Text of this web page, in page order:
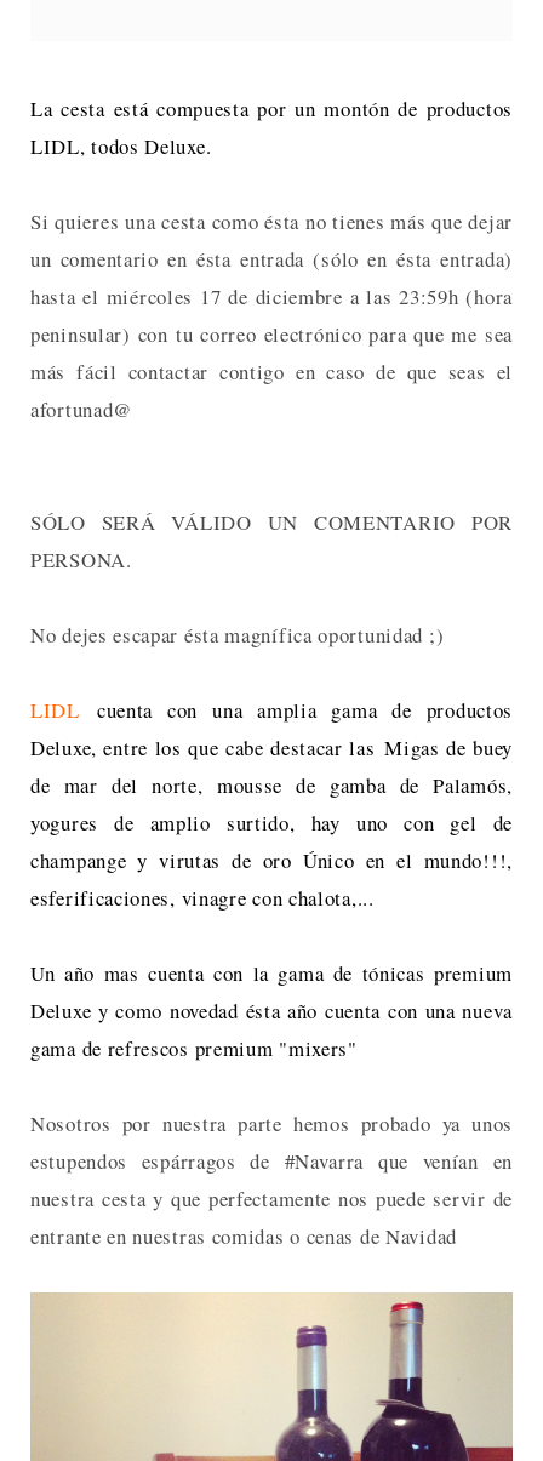
La cesta está compuesta por un montón de productos
LIDL, todos Deluxe.
Si quieres una cesta como ésta no tienes más que dejar
un comentario en ésta entrada (sólo en ésta entrada)
hasta el miércoles 17 de diciembre a las 23:59h (hora
peninsular) con tu correo electrónico para que me sea
más fácil contactar contigo en caso de que seas el
afortunad@
SÓLO SERÁ VÁLIDO UN COMENTARIO POR
PERSONA.
No dejes escapar ésta magnífica oportunidad ;)
LIDL cuenta con una amplia gama de productos
Deluxe, entre los que cabe destacar lasMigas de buey
de mar del norte, mousse de gamba de Palamós,
yogures de amplio surtido, hay uno con gel de
champange y virutas de oro Único en el mundo!!!,
esferificaciones, vinagre con chalota,...
Un año mas cuenta con la gama de tónicas premium
Deluxe y como novedad ésta año cuenta con una nueva
gama de refrescos premium "mixers"
Nosotros por nuestra parte hemos probado ya unos
estupendos espárragos de #Navarra que venían en
nuestra cesta y que perfectamente nos puede servir de
entrante en nuestras comidas o cenas de Navidad